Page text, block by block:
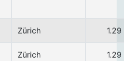
Zürich
Zürich